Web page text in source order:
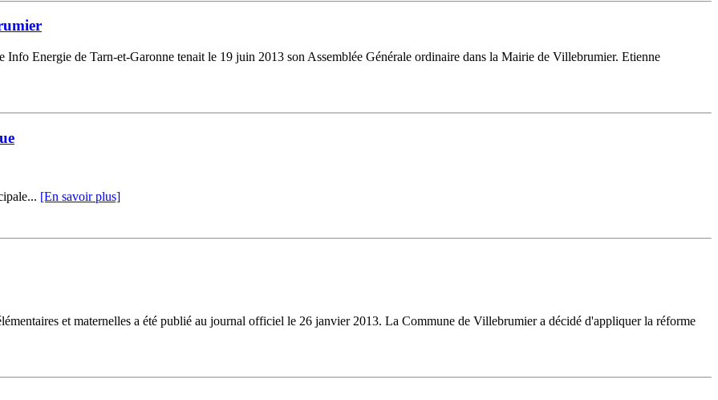
Info Energie de Tarn-et-Garonne tenait le 19 juin 2013 son Assemblée Générale ordinaire dans la Mairie de Villebrumier. Etienne
[En savoir plus]
et maternelles a été publié au journal officiel le 26 janvier 2013. La Commune de Villebrumier a décidé d'appliquer la réforme